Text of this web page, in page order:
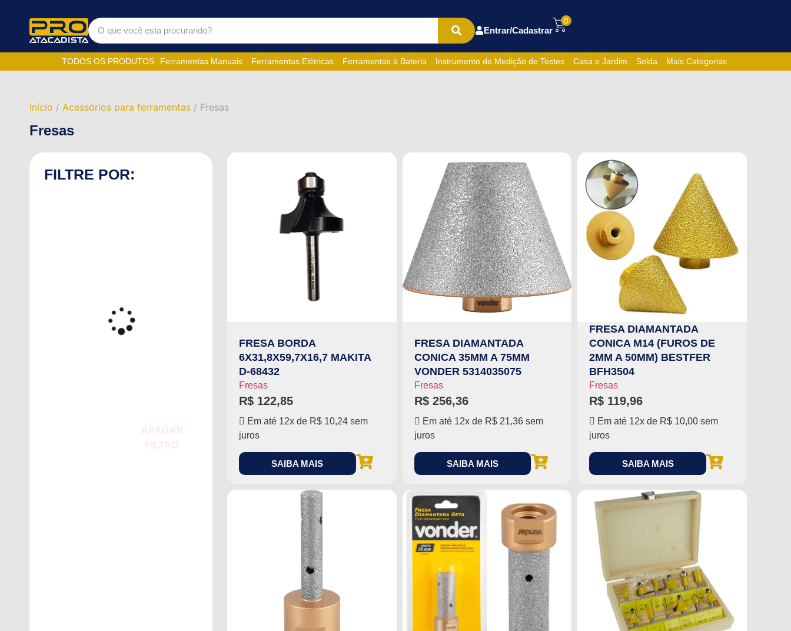
Entrar/Cadastrar
0
TODOS OS PRODUTOS Ferramentas Manuais Ferramentas Elétricas Ferramentas à Bateria Instrumento de Medição de Testes Casa e Jardim Solda Mais Categorias
Início / Acessórios para ferramentas / Fresas
Fresas
FILTRE POR:
FRESA BORDA
6X31,8X59,7X16,7 MAKITA
D-68432
Fresas
R$ 122,85
Em até 12x de R$ 10,24 sem
juros
SAIBA MAIS
FRESA DIAMANTADA
CONICA 35MM A 75MM
VONDER 5314035075
Fresas
R$256,36
Em até 12x de R$21,36sem
juros
SAIBA MAIS
FRESA DIAMANTADA
CONICA M14 (FUROS DE
2MM A 50MM) BESTFER
BFH3504
Fresas
R$ 119,96
Em até 12x de R$ 10,00 sem
juros
SAIBA MAIS